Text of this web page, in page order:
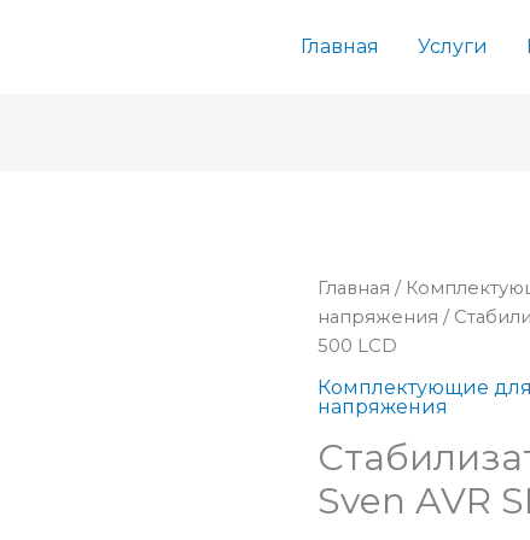
Главная Услуги
Главная /
напряжения /
500 LCD
Комплектующие
напряжения
Sven AVR